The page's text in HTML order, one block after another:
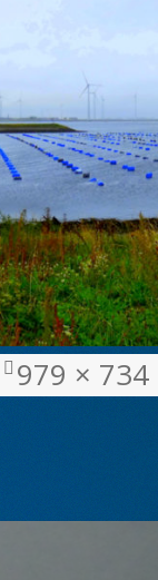
Volledige
979 × 734